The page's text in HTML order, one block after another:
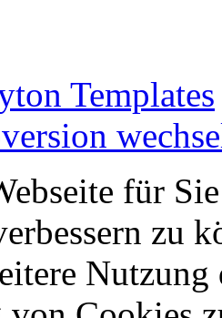
Templates
für
zu
Nutzung